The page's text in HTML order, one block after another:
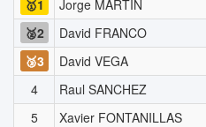
🥇1
Jorge MARTIN
🥈2
David FRANCO
🥉3
David VEGA
4
Raul SANCHEZ
5
Xavier FONTANILLAS